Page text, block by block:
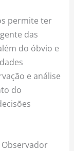
permite ter
das
do óbvio e
e análise
do